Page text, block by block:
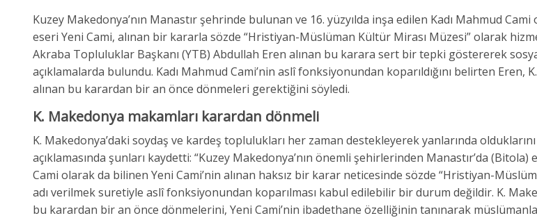
Kuzey Makedonya’nın Manastır şehrinde bulunan ve 16. yüzyılda inşa edilen Kadı Mahmud
eseri Yeni Cami, alınan bir kararla sözde “Hristiyan-Müslüman Kültür Mirası Müzesi” olarak
Akraba Topluluklar Başkanı (YTB) Abdullah Eren alınan bu karara sert bir tepki göstererek
açıklamalarda bulundu. Kadı Mahmud Cami’nin aslî fonksiyonundan koparıldığını belirten Eren,
alınan bu karardan bir an önce dönmeleri gerektiğini söyledi.
K. Makedonya makamları karardan dönmeli
K. Makedonya’daki soydaş ve kardeş toplulukları her zaman destekleyerek yanlarında
açıklamasında şunları kaydetti: “Kuzey Makedonya’nın önemli şehirlerinden Manastır’da (Bitola)
Cami olarak da bilinen Yeni Cami’nin alınan haksız bir karar neticesinde sözde “Hristiyan-
adı verilmek suretiyle aslî fonksiyonundan koparılması kabul edilebilir bir durum değildir. K.
bu karardan bir an önce dönmelerini, Yeni Cami’nin ibadethane özelliğinin tanınarak